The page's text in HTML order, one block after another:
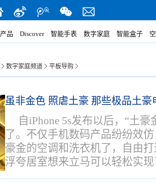
产品 Discover 智能手表 数字家庭 智能盒子
数字家庭频道 平板导购
虽非金色 照虐土豪 那些极品土豪
自iPhone 5s发布以后，“土
了。不仅手机数码产品纷纷效
豪金的空调和洗衣机了，自由
浮夸居室想来立马可以轻松实